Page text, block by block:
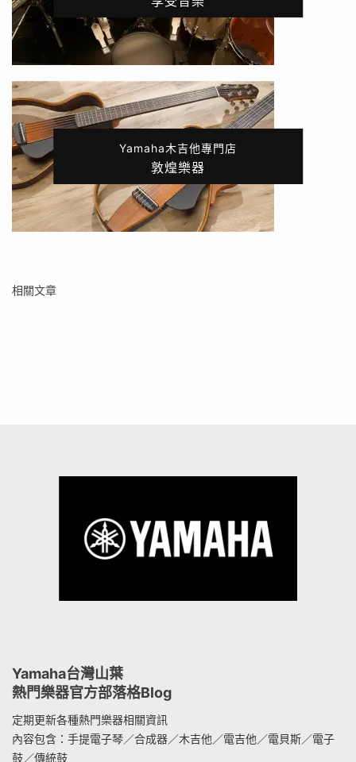
Yamaha木吉他專門店
敦煌樂器
相關文章
Yamaha台灣山葉
熱門樂器官方部落格Blog
定期更新各種熱門樂器相關資訊
內容包含：手提電子琴／合成器／木吉他／電吉他／電貝斯／電子
鼓／傳統鼓